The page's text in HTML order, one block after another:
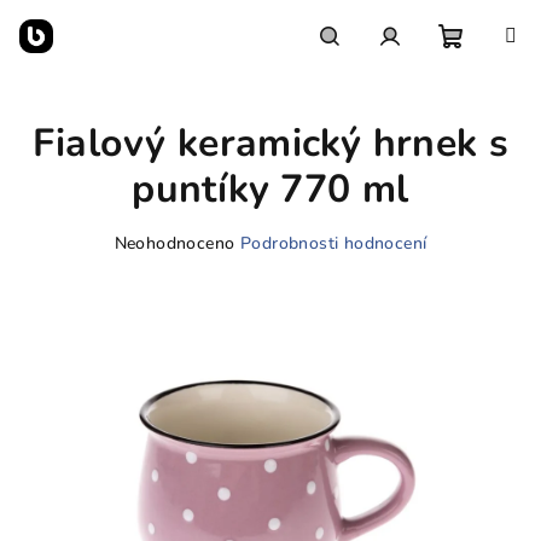
obsah
košík
Fialový keramický hrnek s
puntíky 770 ml
Průměrné
hvězdiček.
Neohodnoceno Podrobnosti hodnocení